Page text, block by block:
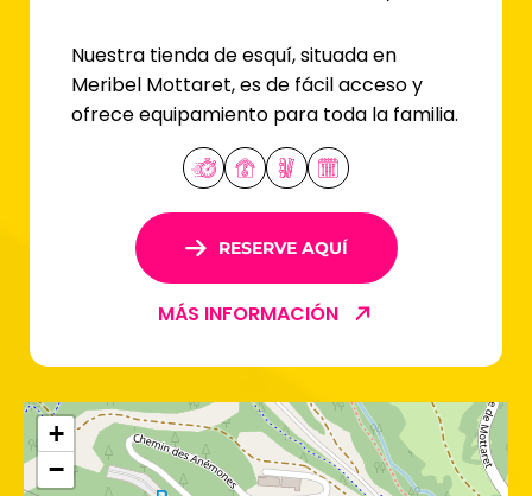
Nuestra tienda de esquí, situada en
Meribel Mottaret, es de fácil acceso y
ofrece equipamiento para toda la familia.
RESERVE AQUÍ
MÁS INFORMACIÓN
+
−